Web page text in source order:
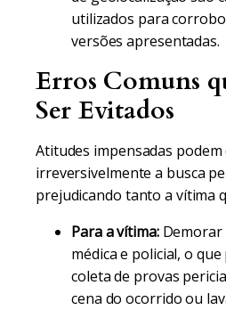
utilizados para
versões apresentadas.
Erros Comuns
Ser Evitados
Atitudes impensadas
irreversivelmente a busca
prejudicando tanto a vítima
Para a vítima:Demorar
médica e policial, o
coleta de provas
cena do ocorrido ou